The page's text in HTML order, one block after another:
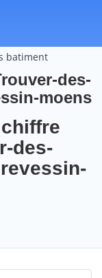
batiment
des-
moens
des-